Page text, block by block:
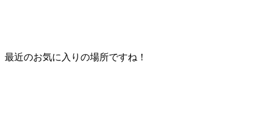
最近のお気に入りの場所ですね！